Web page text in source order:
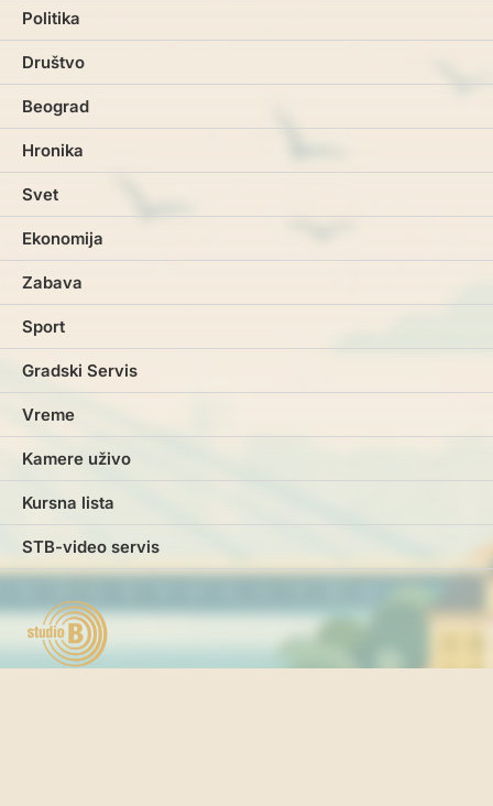
Politika
Društvo
Beograd
Hronika
Svet
Ekonomija
Zabava
Sport
Gradski Servis
Vreme
Kamere uživo
Kursna lista
STB-video servis